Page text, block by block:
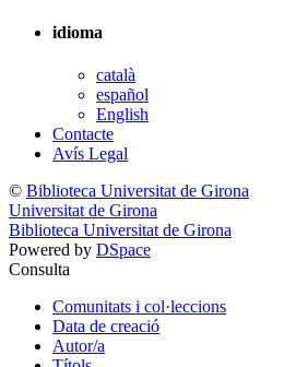
idioma
català
español
English
Contacte
Avís Legal
© Biblioteca Universitat de Girona
Universitat de Girona
Biblioteca Universitat de Girona
Powered by DSpace
Consulta
Comunitats i col·leccions
Data de creació
Autor/a